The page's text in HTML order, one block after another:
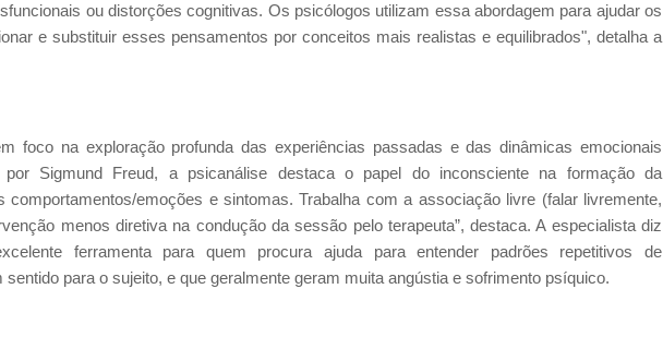
ou distorções cognitivas. Os psicólogos utilizam essa abordagem para ajudar os
e substituir esses pensamentos por conceitos mais realistas e equilibrados", detalha a
foco na exploração profunda das experiências passadas e das dinâmicas emocionais
por Sigmund Freud, a psicanálise destaca o papel do inconsciente na formação da
comportamentos/emoções e sintomas. Trabalha com a associação livre (falar livremente,
menos diretiva na condução da sessão pelo terapeuta”, destaca. A especialista diz
ferramenta para quem procura ajuda para entender padrões repetitivos de
para o sujeito, e que geralmente geram muita angústia e sofrimento psíquico.